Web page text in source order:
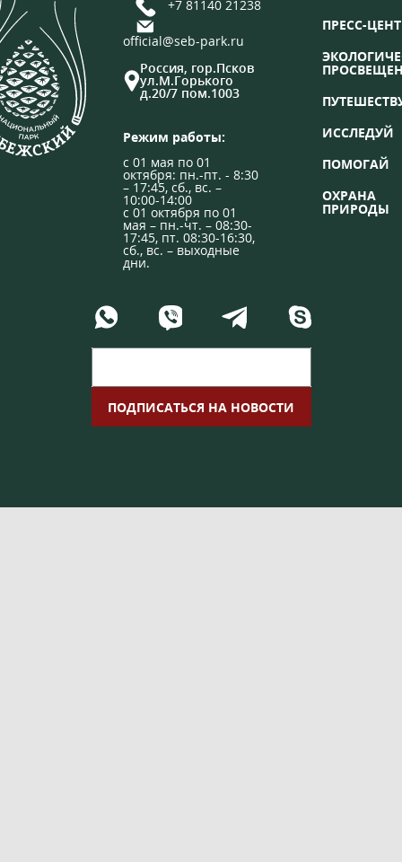
+7 81140 21238
official@seb-park.ru
Россия, гор.Псков
ул.М.Горького
д.20/7 пом.1003
Режим работы:
с 01 мая по 01
октября: пн.-пт. - 8:30
– 17:45, сб., вс. –
10:00-14:00
с 01 октября по 01
мая – пн.-чт. – 08:30-
17:45, пт. 08:30-16:30,
сб., вс. – выходные
дни.
ПРЕСС-
ИССЛЕДУЙ
ПОМОГАЙ
ОХРАНА
ПРИРОДЫ